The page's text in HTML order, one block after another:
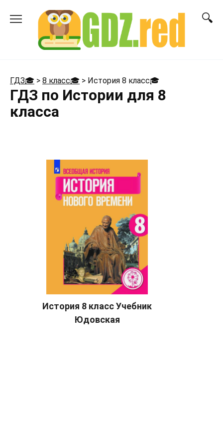
ГДЗ🎓 > 8 класс🎓 > История 8 класс🎓
ГДЗ по Истории для 8
класса
История 8 класс Учебник
Юдовская